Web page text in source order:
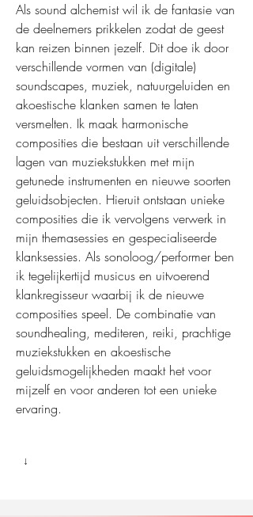
Als sound alchemist wil ik de fantasie van
de deelnemers prikkelen zodat de geest
kan reizen binnen jezelf. Dit doe ik door
verschillende vormen van (digitale)
soundscapes, muziek, natuurgeluiden en
akoestische klanken samen te laten
versmelten. Ik maak harmonische
composities die bestaan uit verschillende
lagen van muziekstukken met mijn
getunede instrumenten en nieuwe soorten
geluidsobjecten. Hieruit ontstaan unieke
composities die ik vervolgens verwerk in
mijn themasessies en gespecialiseerde
klanksessies. Als sonoloog/performer ben
ik tegelijkertijd musicus en uitvoerend
klankregisseur waarbij ik de nieuwe
composities speel. De combinatie van
soundhealing, mediteren, reiki, prachtige
muziekstukken en akoestische
geluidsmogelijkheden maakt het voor
mijzelf en voor anderen tot een unieke
ervaring.
↓